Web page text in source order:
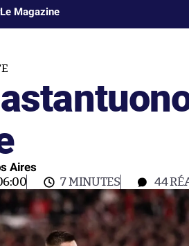
Le Magazine
Aires
7 MINUTES 44